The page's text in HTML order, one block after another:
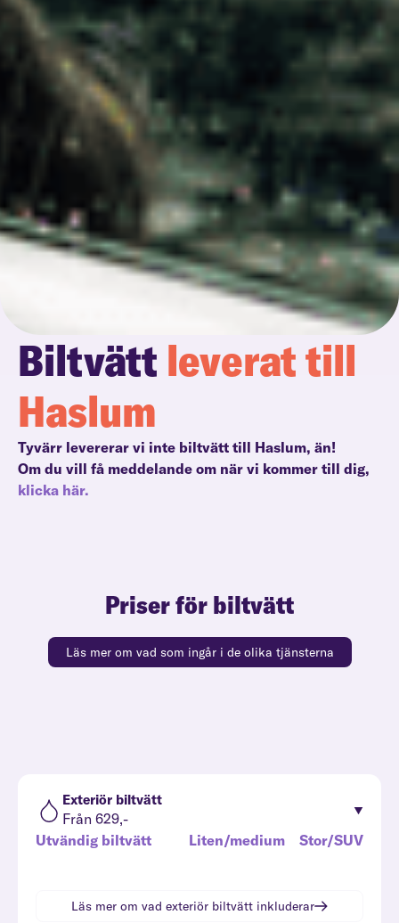
Biltvätt leverat till
Haslum
Tyvärr levererar vi inte biltvätt till Haslum, än!
Om du vill få meddelande om när vi kommer till dig,
klicka här.
Priser för biltvätt
Läs mer om vad som ingår i de olika tjänsterna
Exteriör biltvätt
Från 629,-
Utvändig biltvätt
Liten/medium Stor/SUV
Läs mer om vad exteriör biltvätt inkluderar